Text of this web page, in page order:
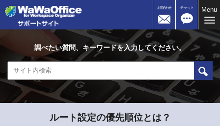
お問合わせ チャット
Menu
調べたい質問、キーワードを入力してください。
ルート設定の優先順位とは？